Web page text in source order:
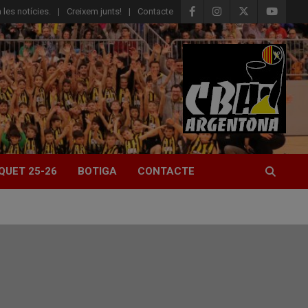
les notícies. Creixem junts! Contacte
25-26 BOTIGA CONTACTE